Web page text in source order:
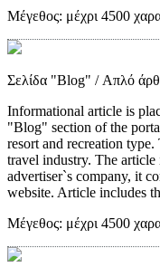
Μέγεθος: μέχρι 4500
Σελίδα "Blog" / Απλό
Informational article is
"Blog" section of the
resort and recreation
travel industry. The
advertiser`s company, it
website. Article includes
Μέγεθος: μέχρι 4500